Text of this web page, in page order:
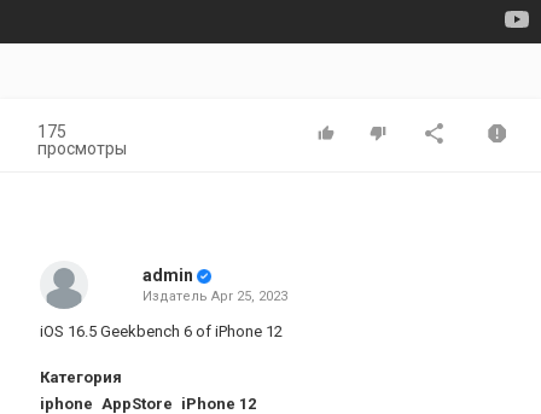
175
просмотры
admin
Издатель Apr 25, 2023
iOS 16.5 Geekbench 6 of iPhone 12
Категория
iphone AppStore iPhone 12